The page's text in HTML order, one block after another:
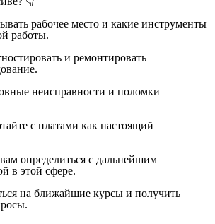
рабочее место и какие инструменты
работы.
и ремонтировать
неисправности и поломки
с платами как настоящий
определиться с дальнейшим
в этой сфере.
на ближайшие курсы и получить